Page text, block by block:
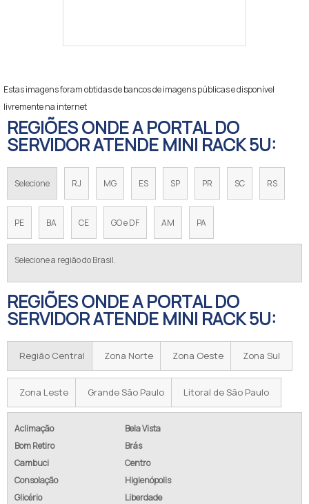
Estas imagens foram obtidas de bancos de imagens públicas e disponível
livremente na internet
REGIÕES ONDE A PORTAL DO
SERVIDOR ATENDE MINI RACK 5U:
Selecione RJ MG ES SP PR SC RS
PE BA CE GO e DF AM PA
Selecione a região do Brasil.
REGIÕES ONDE A PORTAL DO
SERVIDOR ATENDE MINI RACK 5U:
Região Central Zona Norte Zona Oeste Zona Sul
Zona Leste Grande São Paulo Litoral de São Paulo
Aclimação
Bela Vista
Bom Retiro
Brás
Cambuci
Centro
Consolação
Higienópolis
Glicério
Liberdade